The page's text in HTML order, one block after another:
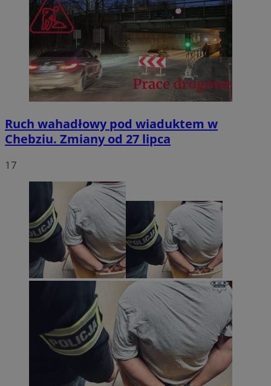
Ruch wahadłowy pod wiaduktem w
Chebziu. Zmiany od 27 lipca
17